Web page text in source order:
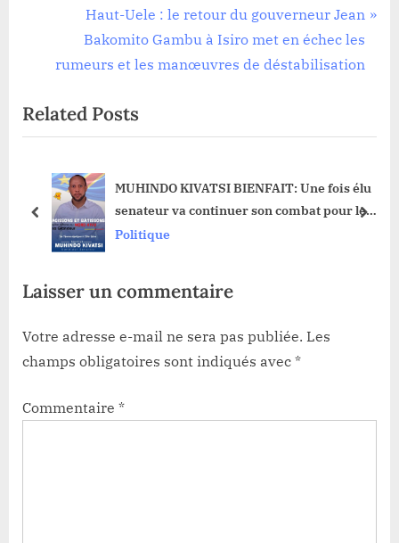
l’article
s
P
t
N
e
x
P
o
t
:
Haut-Uele : le retour du gouverneur Jean
Bakomito Gambu à Isiro met en échec les
rumeurs et les manœuvres de déstabilisation
Related Posts
MUHINDO KIVATSI BIENFAIT: Une fois élu
senateur va continuer son combat pour le
rétablissement de l’autorité de l’Etat au
Politique
prev next
Laisser un commentaire
Votre adresse e-mail ne sera pas publiée. Les
champs obligatoires sont indiqués avec *
Commentaire *